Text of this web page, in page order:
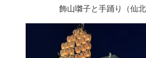
飾山囃子と手踊り（仙北